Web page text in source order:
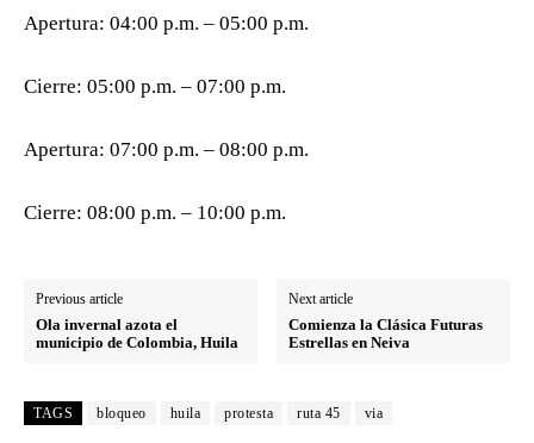
Apertura: 04:00 p.m. – 05:00 p.m.
Cierre: 05:00 p.m. – 07:00 p.m.
Apertura: 07:00 p.m. – 08:00 p.m.
Cierre: 08:00 p.m. – 10:00 p.m.
Previous article
Ola invernal azota el
municipio de Colombia, Huila
Next article
Comienza la Clásica Futuras
Estrellas en Neiva
TAGS bloqueo huila protesta ruta 45 via